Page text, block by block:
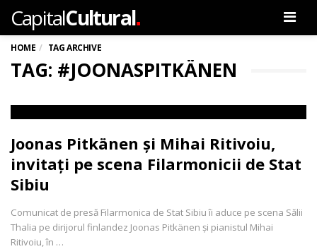
CapitalCultural.
HOME TAG ARCHIVE
TAG: #JOONASPITKÄNEN
Joonas Pitkänen și Mihai Ritivoiu,
invitați pe scena Filarmonicii de Stat
Sibiu
Comunicat de presă Filarmonica de Stat Sibiu îi aduce pe scena Sălii
Thalia pe dirijorul finlandez Joonas Pitkänen și pianistul Mihai
Ritivoiu, în …